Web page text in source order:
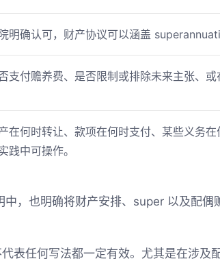
明确认可，财产协议可以涵盖
支付赡养费、是否限制或排除未来主张、
在何时转让、款项在何时支付、某些义务
践中可操作。
，也明确将财产安排、super 以及配偶
表任何写法都一定有效。尤其是在涉及